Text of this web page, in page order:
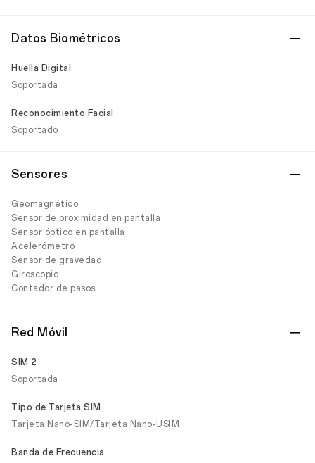
Datos Biométricos
Huella Digital
Soportada
Reconocimiento Facial
Soportado
Sensores
Geomagnético
Sensor de proximidad en pantalla
Sensor óptico en pantalla
Acelerómetro
Sensor de gravedad
Giroscopio
Contador de pasos
Red Móvil
SIM 2
Soportada
Tipo de Tarjeta SIM
Tarjeta Nano-SIM/Tarjeta Nano-USIM
Banda de Frecuencia